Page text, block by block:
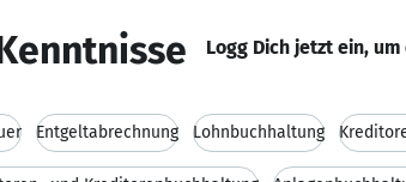
Logg Dich jetzt ein,
Entgeltabrechnung Lohnbuchhaltung